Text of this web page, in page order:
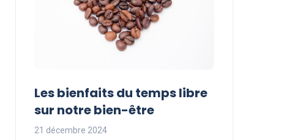
Les bienfaits du temps libre
sur notre bien-être
21 décembre 2024